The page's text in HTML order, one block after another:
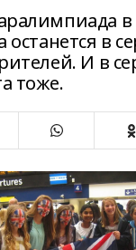
останется в
И в
тоже.